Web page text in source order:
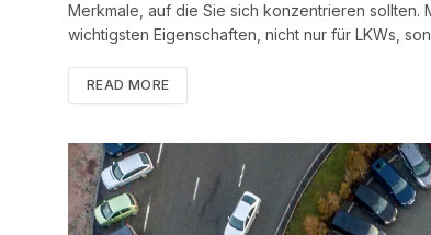
Merkmale, auf die Sie sich konzentrieren
wichtigsten Eigenschaften, nicht nur für LKWs,
READ MORE